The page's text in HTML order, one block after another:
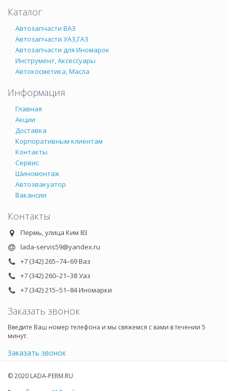
Каталог
Автозапчасти ВАЗ
Автозапчасти УАЗ,ГАЗ
Автозапчасти для Иномарок
Инструмент, Аксессуары
Автокосметика, Масла
Информация
Главная
Акции
Доставка
Корпоративным клиентам
Контакты
Сервис
Шиномонтаж
Автоэвакуатор
Вакансии
Контакты
Пермь, улица Ким 83
lada-servis59@yandex.ru
+7 (342) 265–74–69 Ваз
+7 (342) 260–21–38 Уаз
+7 (342) 215–51–84 Иномарки
Заказать звонок
Введите Ваш номер телефона и мы свяжемся с вами в течении 5
минут.
Заказать звонок
© 2020 LADA-PERM.RU